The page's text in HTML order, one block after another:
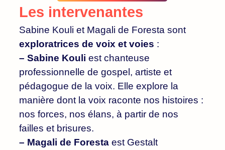
Les intervenantes
Sabine Kouli et Magali de Foresta sont
exploratrices de voix et voies :
– Sabine Kouli est chanteuse
professionnelle de gospel, artiste et
pédagogue de la voix. Elle explore la
manière dont la voix raconte nos histoires :
nos forces, nos élans, à partir de nos
failles et brisures.
– Magali de Foresta est Gestalt